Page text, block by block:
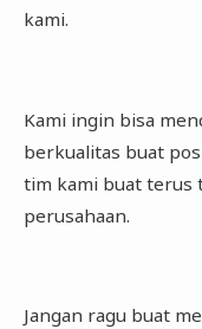
kami.
Kami ingin bisa
berkualitas buat
tim kami buat terus
perusahaan.
Jangan ragu buat